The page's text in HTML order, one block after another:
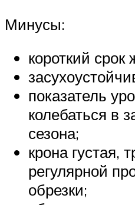
Минусы:
короткий срок
показатель
колебаться в
сезона;
крона густая,
регулярной
обрезки;